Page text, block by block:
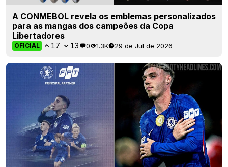
A CONMEBOL revela os emblemas personalizados
para as mangas dos campeões da Copa
Libertadores
OFICIAL 17 13 0 1.3K 29 de Jul de 2026